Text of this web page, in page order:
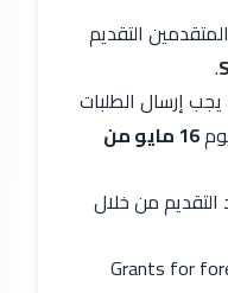
التقديم
.
يجب إرسال الطلبات
16 مايو من
من خلال
Grants for